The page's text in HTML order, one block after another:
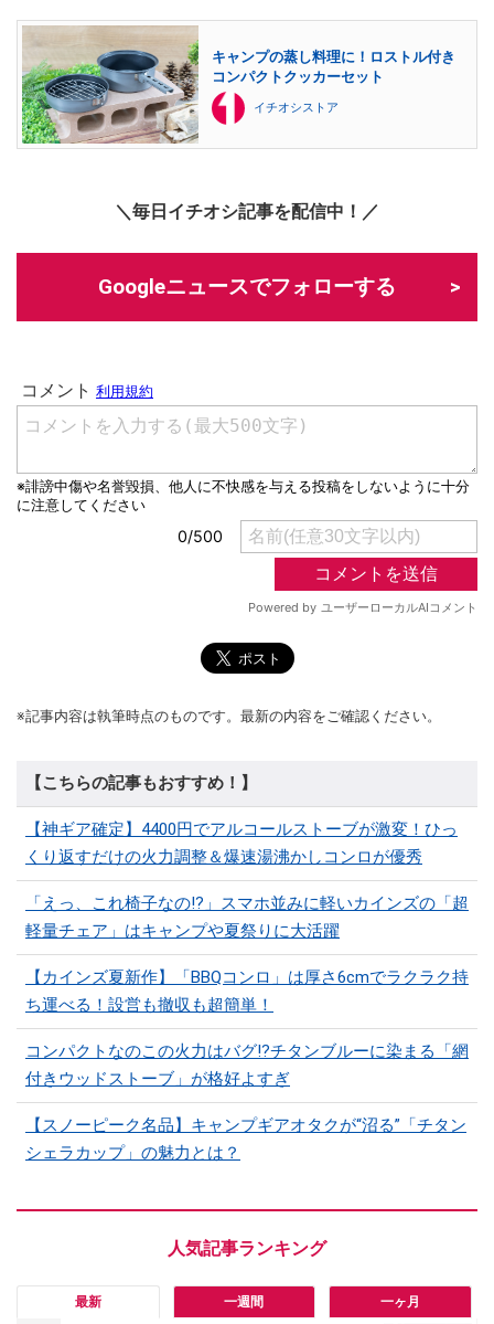
キャンプの蒸し料理に！ロストル付き
コンパクトクッカーセット
イチオシストア
＼毎日イチオシ記事を配信中！／
Googleニュースでフォローする
※記事内容は執筆時点のものです。最新の内容をご確認ください。
【こちらの記事もおすすめ！】
【神ギア確定】4400円でアルコールストーブが激変！ひっ
くり返すだけの火力調整＆爆速湯沸かしコンロが優秀
「えっ、これ椅子なの!?」スマホ並みに軽いカインズの「超
軽量チェア」はキャンプや夏祭りに大活躍
【カインズ夏新作】「BBQコンロ」は厚さ6cmでラクラク持
ち運べる！設営も撤収も超簡単！
コンパクトなのこの火力はバグ⁉チタンブルーに染まる「網
付きウッドストーブ」が格好よすぎ
【スノーピーク名品】キャンプギアオタクが“沼る”「チタン
シェラカップ」の魅力とは？
最新 一週間 一ヶ月